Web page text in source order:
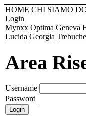
HOME CHI SIAMO
Login
Mynxx Optima Geneva
Lucida Georgia
Area
Username
Password